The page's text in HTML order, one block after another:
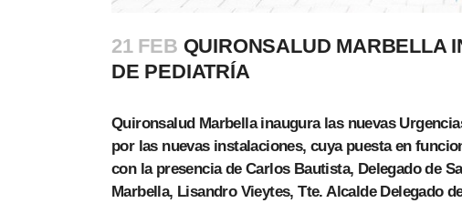
21 FEB QUIRONSALUD MARBELLA
DE PEDIATRÍA
Quironsalud Marbella inaugura las nuevas
por las nuevas instalaciones, cuya puesta en
con la presencia de Carlos Bautista, Delegado de
Marbella, Lisandro Vieytes, Tte. Alcalde Delegado